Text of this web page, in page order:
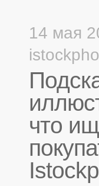
14 мая
что